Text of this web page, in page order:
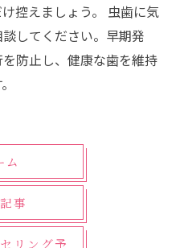
控えましょう。 虫歯に気
してください。早期発
防止し、健康な歯を維持
ム
事
リング予